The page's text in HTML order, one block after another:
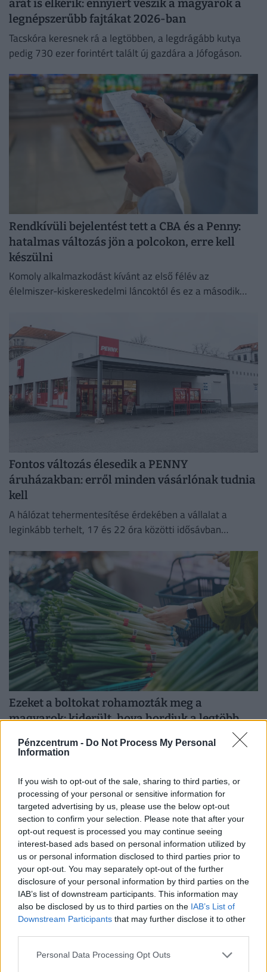
Pénzcentrum - Do Not Process My Personal
Information
If you wish to opt-out of the sale, sharing to third parties, or
processing of your personal or sensitive information for
targeted advertising by us, please use the below opt-out
section to confirm your selection. Please note that after your
opt-out request is processed you may continue seeing
interest-based ads based on personal information utilized by
us or personal information disclosed to third parties prior to
your opt-out. You may separately opt-out of the further
disclosure of your personal information by third parties on the
IAB’s list of downstream participants. This information may
also be disclosed by us to third parties on the IAB’s List of
Downstream Participants that may further disclose it to other
Personal Data Processing Opt Outs
árát is elkérik: ennyiért veszik a magyarok a
legnépszerűbb fajtákat 2026-ban
Tacskóra keresnek rá a legtöbben, a legdrágább kutya
pedig 730 ezer forintért talált új gazdára a Jófogáson.
Rendkívüli bejelentést tett a CBA és a Penny:
hatalmas változás jön a polcokon, erre kell
készülni
Komoly alkalmazkodást kívánt az első félév az
élelmiszer-kiskereskedelmi láncoktól és ez a második
Fontos változás élesedik a PENNY
áruházakban: erről minden vásárlónak tudnia
kell
A hálózat tehermentesítése érdekében a vállalat a
leginkább terhelt, 17 és 22 óra közötti idősávban
Ezeket a boltokat rohamozták meg a
magyarok: kiderült, hova hordjuk a legtöbb
A kiskereskedelmi forgalom az előző év azonos időszakit
kal mérséklődött
Ezekben a magyar megyékben pörög
leginkább a feketepiac: itt szívják a legtöbb